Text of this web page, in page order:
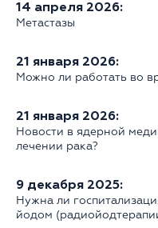
14 апреля 2026:
Метастазы
21 января 2026:
Можно ли работать во
21 января 2026:
Новости в ядерной
лечении рака?
9 декабря 2025:
Нужна ли
йодом